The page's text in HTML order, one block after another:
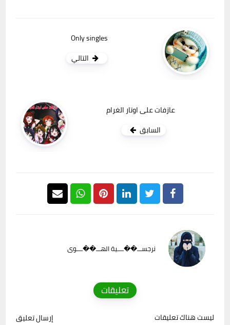
Only singles
التالي
عازفات على اوتار الغرام
السابق
نرجســـ��ــــية الهـــ��ــــوى
تعليقات
ليست هناك تعليقات إرسال تعليق